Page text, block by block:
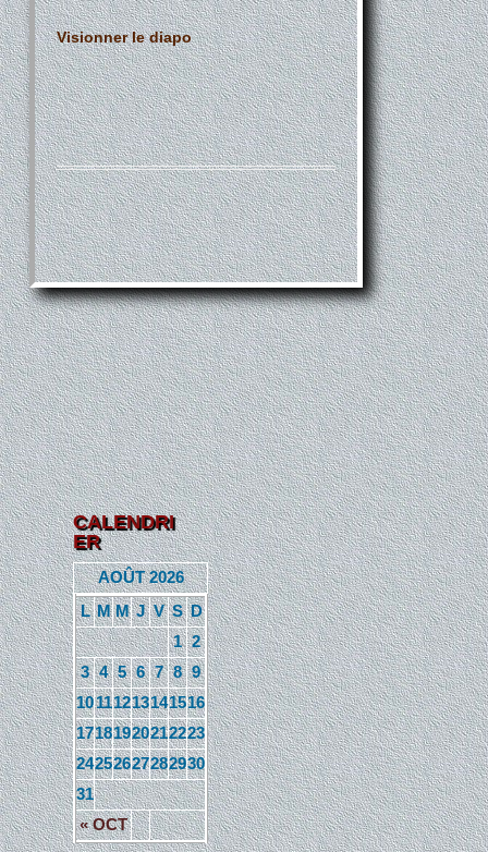
Visionner le diapo
CALENDRI
ER
AOÛT 2026
L M M J V S D
« OCT
1 2
3 4 5 6 7 8 9
10111213141516
17181920212223
24252627282930
31